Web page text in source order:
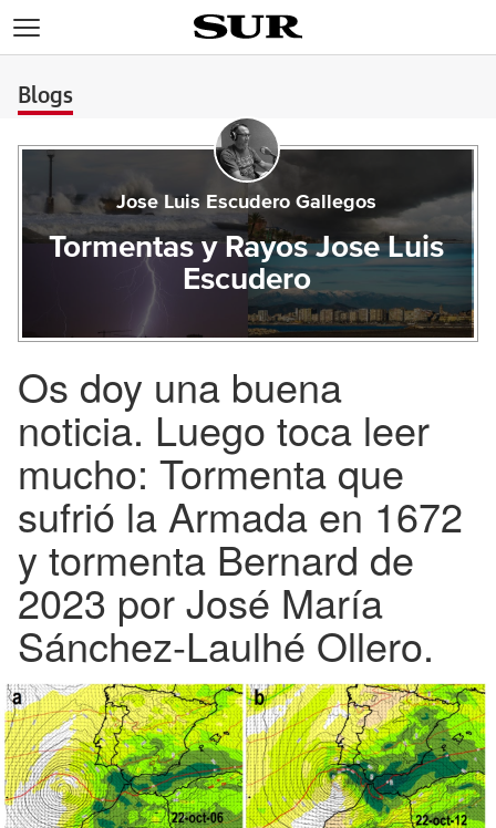
Blogs
Jose Luis Escudero Gallegos
Tormentas y Rayos Jose Luis
Escudero
Os doy una buena
noticia. Luego toca leer
mucho: Tormenta que
sufrió la Armada en 1672
y tormenta Bernard de
2023 por José María
Sánchez-Laulhé Ollero.